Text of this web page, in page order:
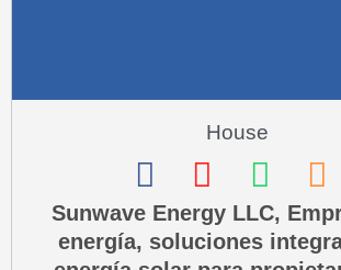
House
F
a
c
I
n
s
W
h
a
P
h
o
Sunwave Energy LLC,
energía, soluciones